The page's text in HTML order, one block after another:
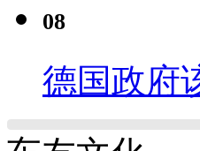
08
德国政府